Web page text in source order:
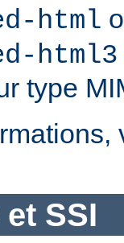
html
html3
type
et SSI